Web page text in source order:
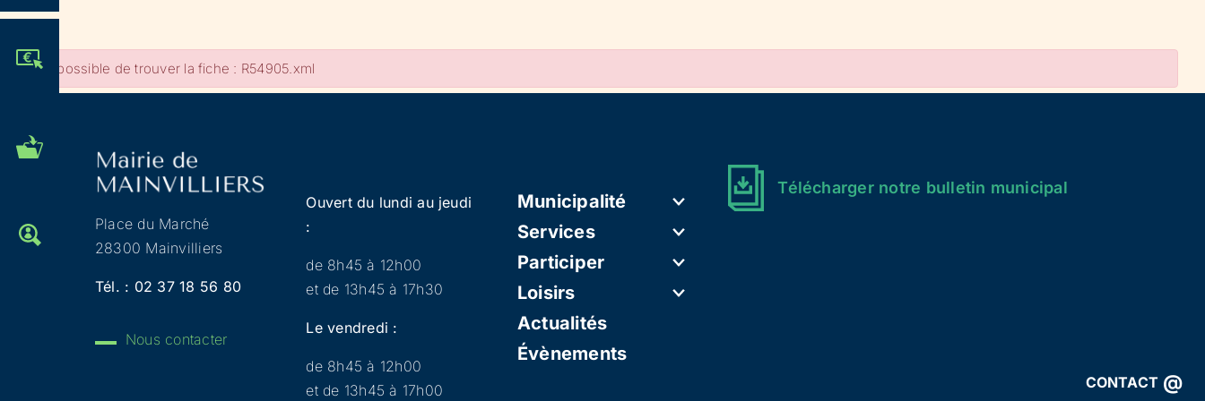
ADMINISTRATIVES
OFFRES D'EMPLOI
CONTACT @
Impossible de trouver la fiche : R54905.xml
Place du Marché
28300 Mainvilliers
Tél. : 02 37 18 56 80
Nous contacter
Ouvert du lundi au jeudi
:
de 8h45 à 12h00
et de 13h45 à 17h30
Le vendredi :
de 8h45 à 12h00
et de 13h45 à 17h00
Municipalité
Services
Participer
Loisirs
Actualités
Évènements
Télécharger notre bulletin municipal